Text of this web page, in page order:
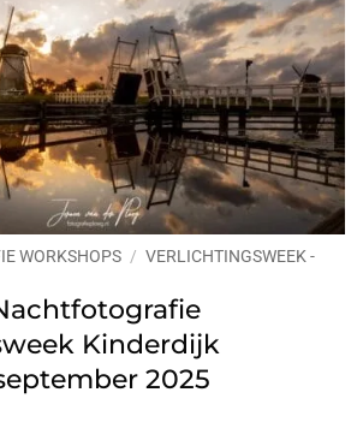
WORKSHOPS / VERLICHTINGSWEEK -
Kinderdijk
2025